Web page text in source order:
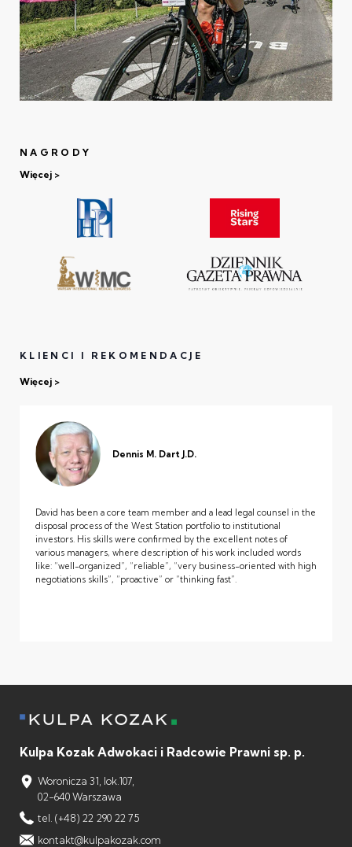
NAGRODY
Więcej
KLIENCI I REKOMENDACJE
Więcej
Dennis M. Dart J.D.
David has been a core team member and a lead legal counsel in the
disposal process of the West Station portfolio to institutional
investors. His skills were confirmed by the excellent notes of
various managers, where description of his work included words
like: “well-organized”, “reliable”, “very business-oriented with high
negotiations skills”, “proactive” or “thinking fast”.
Kulpa Kozak Adwokaci i Radcowie Prawni sp. p.
Woronicza 31, lok.107,
02-640 Warszawa
tel. (+48) 22 290 22 75
kontakt@kulpakozak.com